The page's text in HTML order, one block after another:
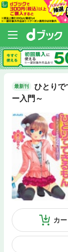
最新刊
ひとりで
ー入門～
カ